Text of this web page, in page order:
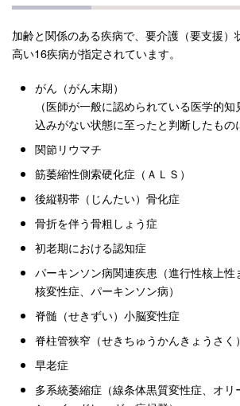
加齢と関係のある疾病で、要介護（要支援）
高い16疾病が指定されています。
がん（がん末期）
（医師が一般に認められている医学的
込みがない状態に至ったと判断したもの
関節リウマチ
筋萎縮性側索硬化症（ＡＬＳ）
後縦靱帯（じんたい）骨化症
骨折を伴う骨粗しょう症
初老期における認知症
パーキンソン病関連疾患（進行性核上
核変性症、パーキンソン病）
脊髄（せきずい）小脳変性症
脊柱管狭窄（せきちゅうかんきょうさく
早老症
多系統萎縮症（線条体黒質変性症、オリ